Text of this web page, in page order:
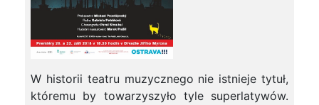
W historii teatru muzycznego nie istnieje tytuł,
któremu by towarzyszyło tyle superlatywów.